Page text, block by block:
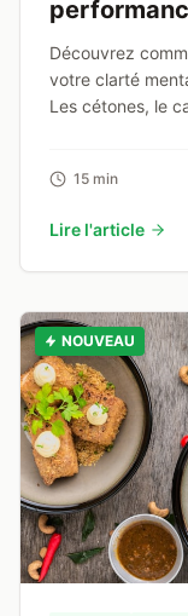
Découvrez
votre clarté
Les cétones, le
15 min
Lire l'article
NOUVEAU